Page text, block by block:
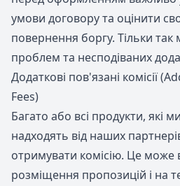
умови договору та оцінити
повернення боргу. Тільки
проблем та несподіваних
Додаткові пов'язані комісії
Fees)
Багато або всі продукти, які
надходять від наших
отримувати комісію. Це може
розміщення пропозицій і на